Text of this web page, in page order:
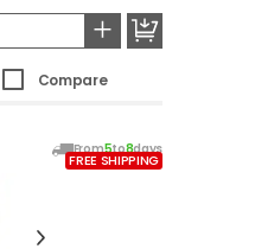
+
Compare
From5to8days
FREE SHIPPING